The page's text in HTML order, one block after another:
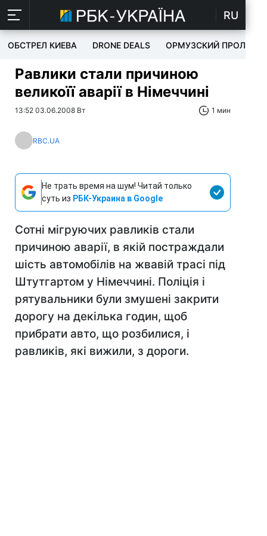
RU
ОБСТРЕЛ КИЕВА DRONE DEALS ОРМУЗСКИЙ ПРОЛИВ
Равлики стали причиною
великоїї аварії в Німеччині
13:52 03.06.2008 Вт 1 мин
RBC.UA
Не трать время на шум! Читай только
суть из РБК-Украина в Google
Сотні мігруючих равликів стали
причиною аварії, в якій постраждали
шість автомобілів на жвавій трасі під
Штутгартом у Німеччині. Поліція і
рятувальники були змушені закрити
дорогу на декілька годин, щоб
прибрати авто, що розбилися, і
равликів, які вижили, з дороги.